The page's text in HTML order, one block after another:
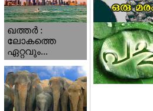
ഖത്തര്‍ :
ലോകത്തെ
ഏറ്റവും...